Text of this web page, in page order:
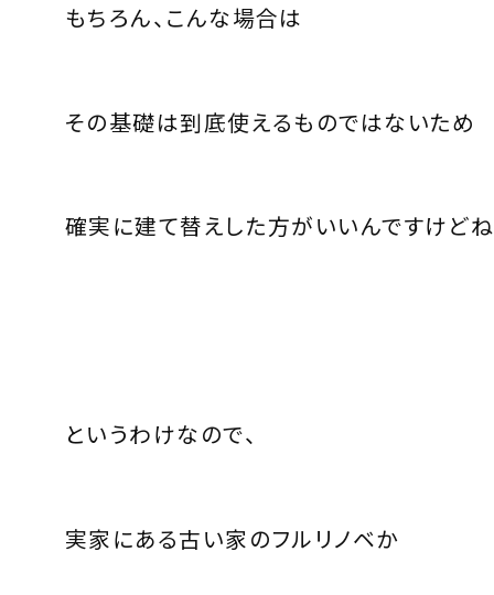
もちろん、こんな場合は
その基礎は到底使えるものではないため
確実に建て替えした方がいいんですけどね
というわけなので、
実家にある古い家のフルリノベか